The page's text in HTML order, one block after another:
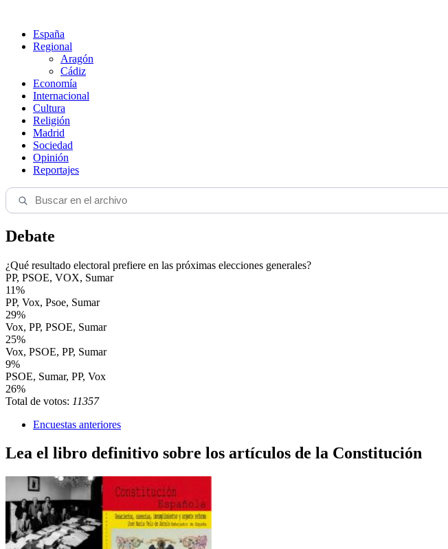
España
Regional
Aragón
Cádiz
Economía
Internacional
Cultura
Religión
Madrid
Sociedad
Opinión
Reportajes
Debate
¿Qué resultado electoral prefiere en las próximas elecciones generales?
PP, PSOE, VOX, Sumar
11%
PP, Vox, Psoe, Sumar
29%
Vox, PP, PSOE, Sumar
25%
Vox, PSOE, PP, Sumar
9%
PSOE, Sumar, PP, Vox
26%
Total de votos: 11357
Encuestas anteriores
Lea el libro definitivo sobre los artículos de la Constitución